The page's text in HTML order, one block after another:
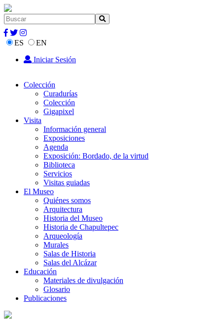
ES
EN
Iniciar Sesión
Colección
Curadurías
Colección
Gigapixel
Visita
Información general
Exposiciones
Agenda
Exposición: Bordado, de la virtud
Biblioteca
Servicios
Visitas guiadas
El Museo
Quiénes somos
Arquitectura
Historia del Museo
Historia de Chapultepec
Arqueología
Murales
Salas de Historia
Salas del Alcázar
Educación
Materiales de divulgación
Glosario
Publicaciones